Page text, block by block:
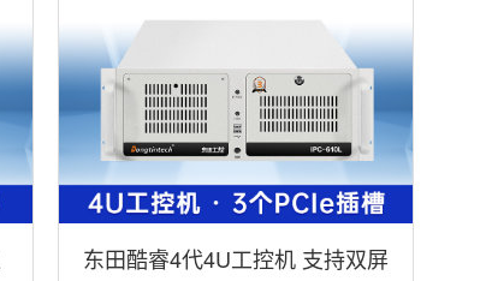
东田酷睿4代4U工控机 支持双屏